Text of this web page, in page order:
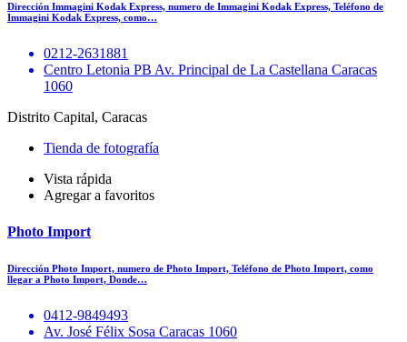
Dirección Immagini Kodak Express, numero de Immagini Kodak Express, Teléfono de
Immagini Kodak Express, como…
0212-2631881
Centro Letonia PB Av. Principal de La Castellana Caracas
1060
Distrito Capital, Caracas
Tienda de fotografía
Vista rápida
Agregar a favoritos
Photo Import
Dirección Photo Import, numero de Photo Import, Teléfono de Photo Import, como
llegar a Photo Import, Donde…
0412-9849493
Av. José Félix Sosa Caracas 1060